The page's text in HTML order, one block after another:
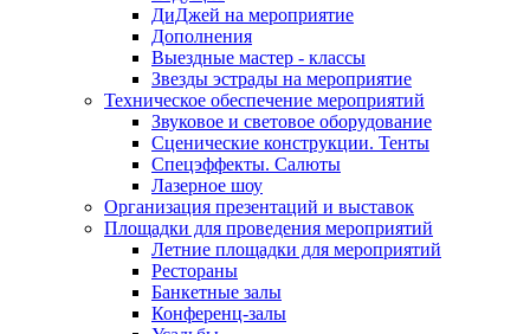
ДиДжей на мероприятие
Дополнения
Выездные мастер - классы
Звезды эстрады на мероприятие
Техническое обеспечение мероприятий
Звуковое и световое оборудование
Сценические конструкции. Тенты
Спецэффекты. Салюты
Лазерное шоу
Организация презентаций и выставок
Площадки для проведения мероприятий
Летние площадки для мероприятий
Рестораны
Банкетные залы
Конференц-залы